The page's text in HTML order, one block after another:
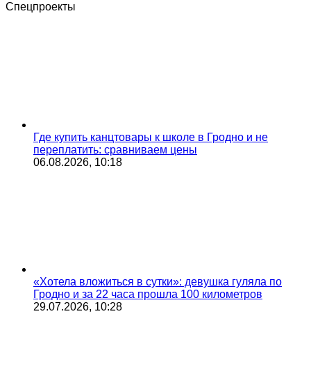
Спецпроекты
Где купить канцтовары к школе в Гродно и не
переплатить: сравниваем цены
06.08.2026, 10:18
«Хотела вложиться в сутки»: девушка гуляла по
Гродно и за 22 часа прошла 100 километров
29.07.2026, 10:28